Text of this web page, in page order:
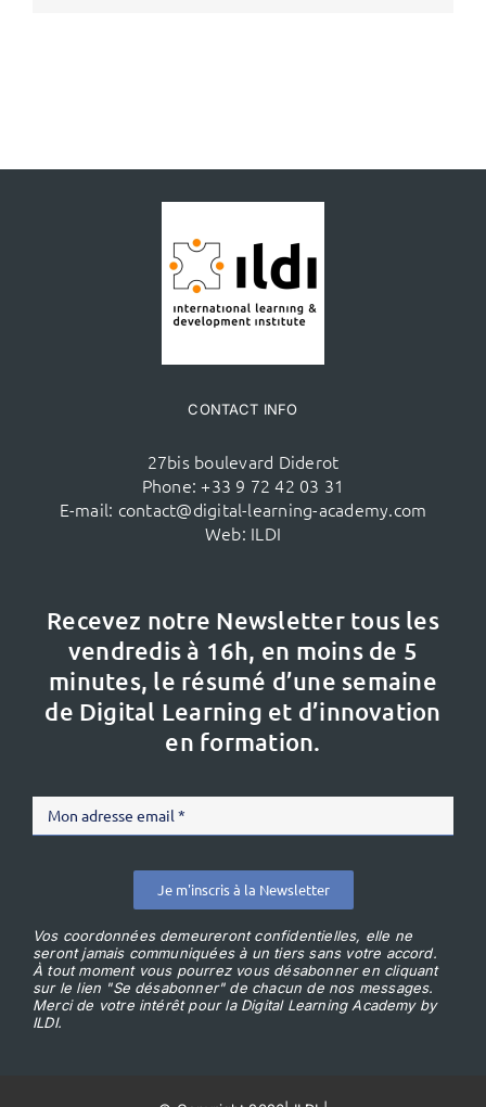
CONTACT INFO
27bis boulevard Diderot
Phone: +33 9 72 42 03 31
E-mail: contact@digital-learning-academy.com
Web: ILDI
Recevez notre Newsletter tous les
vendredis à 16h, en moins de 5
minutes, le résumé d’une semaine
de Digital Learning et d’innovation
en formation.
Je m'inscris à la Newsletter
Vos coordonnées demeureront confidentielles, elle ne
seront jamais communiquées à un tiers sans votre accord.
À tout moment vous pourrez vous désabonner en cliquant
sur le lien "Se désabonner" de chacun de nos messages.
Merci de votre intérêt pour la Digital Learning Academy by
ILDI.